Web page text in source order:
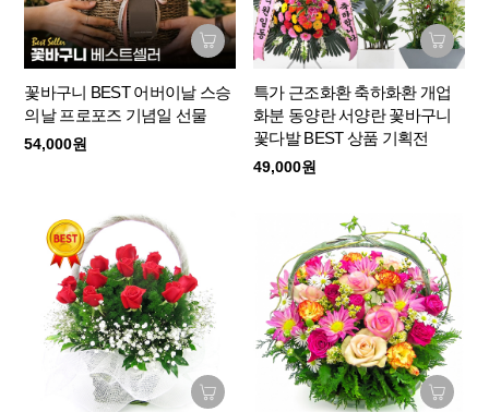
꽃바구니 BEST 어버이날 스승
의날 프로포즈 기념일 선물
54,000원
특가 근조화환 축하화환 개업
화분 동양란 서양란 꽃바구니
꽃다발 BEST 상품 기획전
49,000원